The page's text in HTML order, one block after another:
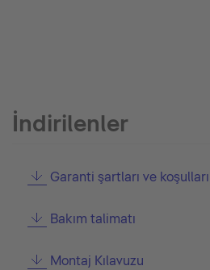
İndirilenler
Garanti şartları ve koşulları
Bakım talimatı
Montaj Kılavuzu